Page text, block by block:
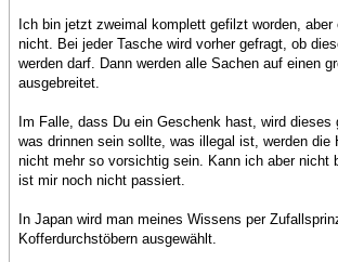
Ich bin jetzt zweimal komplett gefilzt worden, aber
nicht. Bei jeder Tasche wird vorher gefragt, ob
werden darf. Dann werden alle Sachen auf einen
ausgebreitet.
Im Falle, dass Du ein Geschenk hast, wird dieses
was drinnen sein sollte, was illegal ist, werden die
nicht mehr so vorsichtig sein. Kann ich aber nicht
ist mir noch nicht passiert.
In Japan wird man meines Wissens per
Kofferdurchstöbern ausgewählt.